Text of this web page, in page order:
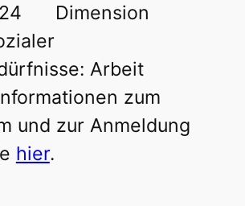
Dimension
Arbeit
zum
und zur Anmeldung
hier.